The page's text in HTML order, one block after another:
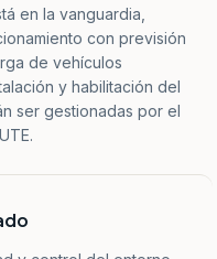
en la vanguardia,
con previsión
de vehículos
y habilitación del
ser gestionadas por el